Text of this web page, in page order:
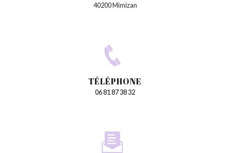
40200 Mimizan
TÉLÉPHONE
06 81 87 38 32